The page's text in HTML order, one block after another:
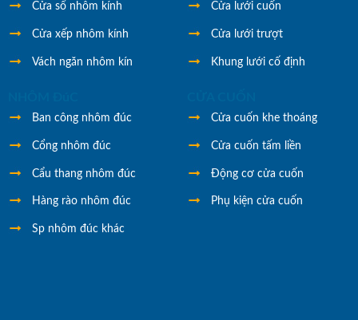
Cửa sổ nhôm kính
Cửa xếp nhôm kính
Vách ngăn nhôm kín
Cửa lưới cuốn
Cửa lưới trượt
Khung lưới cố định
Ban công nhôm đúc
Cổng nhôm đúc
Cẩu thang nhôm đúc
Hàng rào nhôm đúc
Sp nhôm đúc khác
Cửa cuốn khe thoáng
Cửa cuốn tấm liền
Động cơ cửa cuốn
Phụ kiện cửa cuốn